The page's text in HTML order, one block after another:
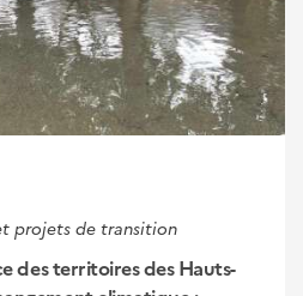
projets de transition
des territoires des Hauts-